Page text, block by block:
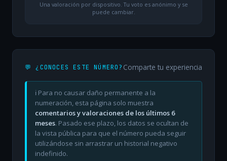
Una valoración por dispositivo. Tu voto es anónimo y se
puede cambiar.
💬 ¿CONOCES ESTE NÚMERO? Comparte tu experiencia
ℹ️ Para no causar daño permanente a la
numeración, esta página solo muestra
comentarios y valoraciones de los últimos 6
meses. Pasado ese plazo, los datos se ocultan de
la vista pública para que el número pueda seguir
utilizándose sin arrastrar un historial negativo
indefinido.